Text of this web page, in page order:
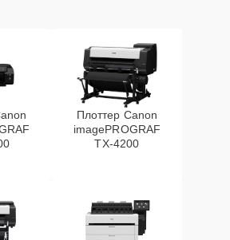
Плоттер Canon
imagePROGRAF
TX-4200